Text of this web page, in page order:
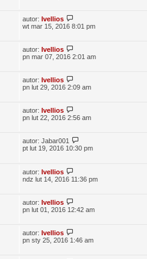
autor: Ivellios
wt mar 15, 2016 8:01 pm
autor: Ivellios
pn mar 07, 2016 2:01 am
autor: Ivellios
pn lut 29, 2016 2:09 am
autor: Ivellios
pn lut 22, 2016 2:56 am
autor: Jabar001
pt lut 19, 2016 10:30 pm
autor: Ivellios
ndz lut 14, 2016 11:36 pm
autor: Ivellios
pn lut 01, 2016 12:42 am
autor: Ivellios
pn sty 25, 2016 1:46 am